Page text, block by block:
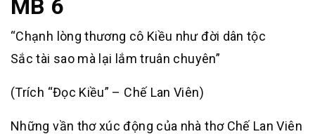
MB 6
“Chạnh lòng thương cô Kiều như đời dân tộc
Sắc tài sao mà lại lắm truân chuyên”
(Trích “Đọc Kiều” – Chế Lan Viên)
Những vần thơ xúc động của nhà thơ Chế Lan Viên